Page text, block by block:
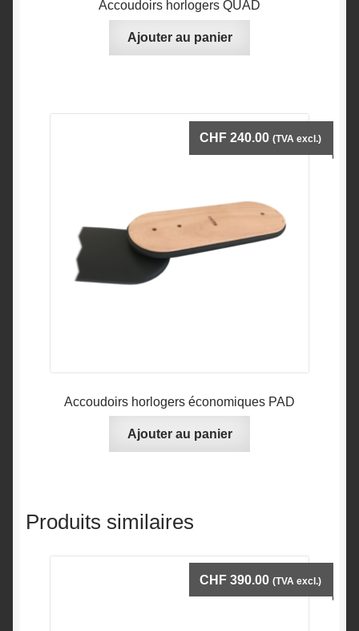
Accoudoirs horlogers QUAD
Ajouter au panier
Accoudoirs horlogers économiques PAD
CHF 240.00 (TVA excl.)
Ajouter au panier
Produits similaires
CHF 390.00 (TVA excl.)